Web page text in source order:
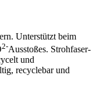
Unterstützt beim
2-Ausstoßes. Strohfaser-
und
recyclebar und